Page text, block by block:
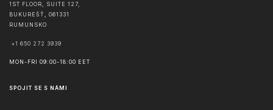
1ST FLOOR, SUITE 127,
BUKUREŠŤ , 061331
RUMUNSKO
+1 650 272 3939
MON-FRI 09:00-18:00 EET
SPOJIT SE S NÁMI